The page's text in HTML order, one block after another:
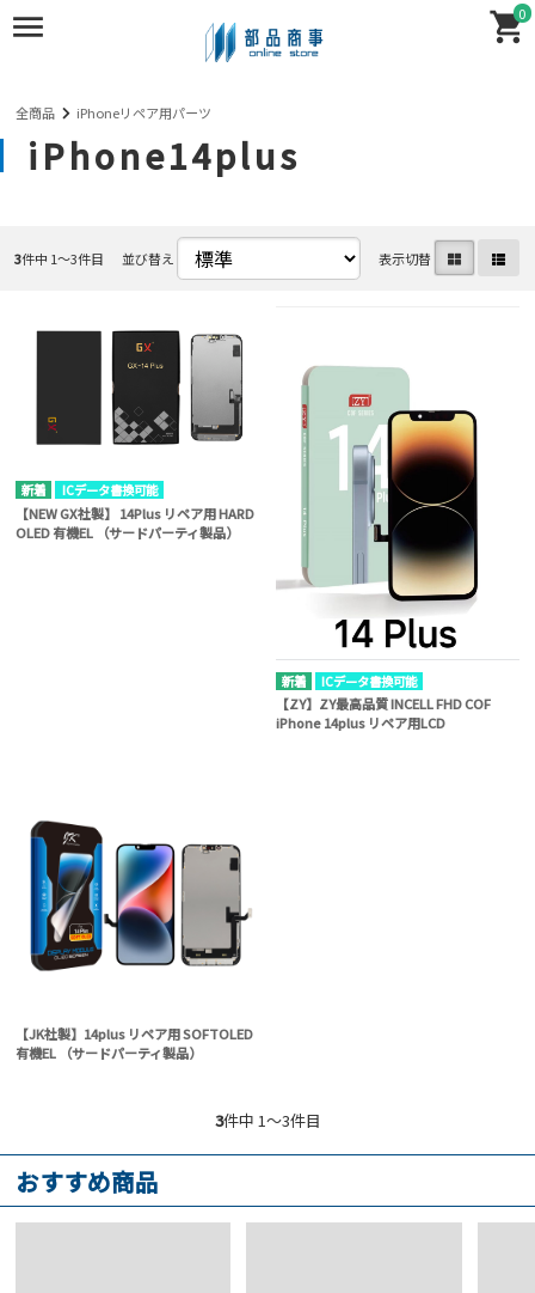
0
全商品 iPhoneリペア用パーツ
iPhone14plus
3件中 1〜3件目 並び替え 表示切替
ICデータ書換可能
【NEW GX社製】 14Plus リペア用 HARD
OLED 有機EL （サードパーティ製品）
ICデータ書換可能
【ZY】ZY最高品質 INCELL FHD COF
iPhone 14plus リペア用LCD
【JK社製】14plus リペア用 SOFTOLED
有機EL （サードパーティ製品）
3件中 1〜3件目
おすすめ商品